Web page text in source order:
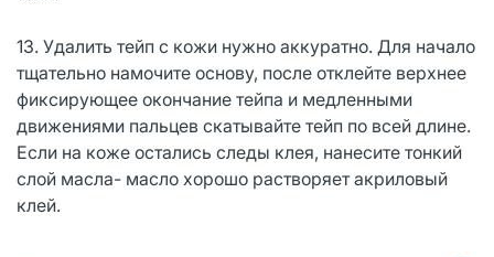
13. Удалить тейп с кожи нужно аккуратно. Для начало
тщательно намочите основу, после отклейте верхнее
фиксирующее окончание тейпа и медленными
движениями пальцев скатывайте тейп по всей длине.
Если на коже остались следы клея, нанесите тонкий
слой масла- масло хорошо растворяет акриловый
клей.